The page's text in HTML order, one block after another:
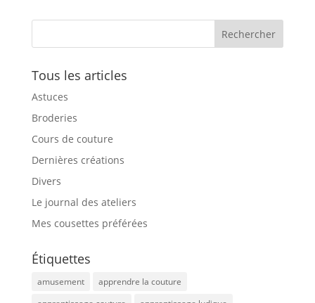
Tous les articles
Astuces
Broderies
Cours de couture
Dernières créations
Divers
Le journal des ateliers
Mes cousettes préférées
Étiquettes
amusement
apprendre la couture